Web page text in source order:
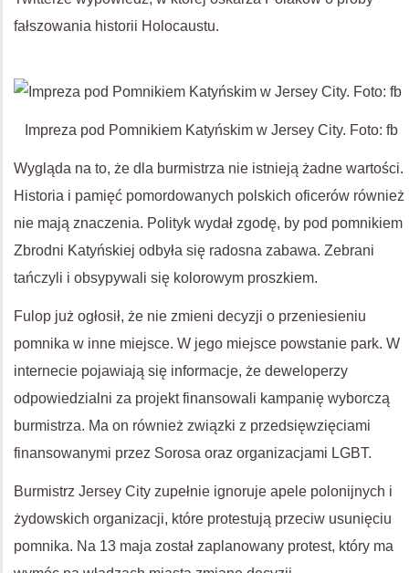
fałszowania historii Holocaustu.
Impreza pod Pomnikiem Katyńskim w Jersey City. Foto: fb
Wygląda na to, że dla burmistrza nie istnieją żadne wartości.
Historia i pamięć pomordowanych polskich oficerów również
nie mają znaczenia. Polityk wydał zgodę, by pod pomnikiem
Zbrodni Katyńskiej odbyła się radosna zabawa. Zebrani
tańczyli i obsypywali się kolorowym proszkiem.
Fulop już ogłosił, że nie zmieni decyzji o przeniesieniu
pomnika w inne miejsce. W jego miejsce powstanie park. W
internecie pojawiają się informacje, że deweloperzy
odpowiedzialni za projekt finansowali kampanię wyborczą
burmistrza. Ma on również związki z przedsięwzięciami
finansowanymi przez Sorosa oraz organizacjami LGBT.
Burmistrz Jersey City zupełnie ignoruje apele polonijnych i
żydowskich organizacji, które protestują przeciw usunięciu
pomnika. Na 13 maja został zaplanowany protest, który ma